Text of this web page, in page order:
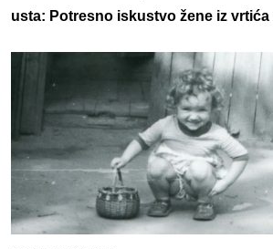
usta: Potresno iskustvo žene iz vrtića